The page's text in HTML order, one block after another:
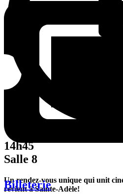
Billeterie
14h45
Salle 8
Un rendez-vous unique qui unit
revient à Sainte-Adèle!